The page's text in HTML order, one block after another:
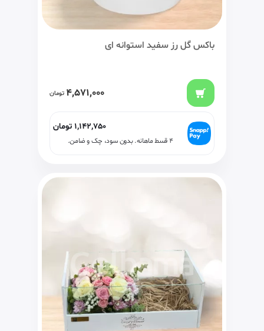
باکس گل رز سفید استوانه ای
4,571,000 تومان
1,142,750 تومان
۴ قسط ماهانه. بدون سود، چک و ضامن.